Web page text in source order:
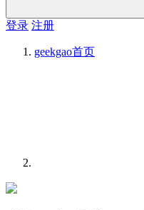
登录 注册
geekgao首页